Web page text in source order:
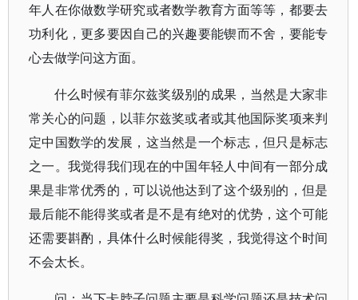
年人在你做数学研究或者数学教育方面等等，都要去
功利化，更多要因自己的兴趣要能锲而不舍，要能专
心去做学问这方面。
什么时候有菲尔兹奖级别的成果，当然是大家非
常关心的问题，以菲尔兹奖或者或其他国际奖项来判
定中国数学的发展，这当然是一个标志，但只是标志
之一。我觉得我们现在的中国年轻人中间有一部分成
果是非常优秀的，可以说他达到了这个级别的，但是
最后能不能得奖或者是不是有绝对的优势，这个可能
还需要斟酌，具体什么时候能得奖，我觉得这个时间
不会太长。